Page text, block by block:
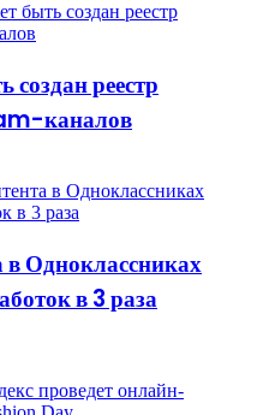
реестр
каналов
в Одноклассниках
в 3 раза